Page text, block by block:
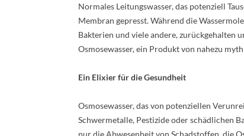
Normales Leitungswasser, das potenziell
Membran gepresst. Während die
Bakterien und viele andere, zurückgehalten
Osmosewasser, ein Produkt von nahezu
Ein Elixier für die Gesundheit
Osmosewasser, das von potenziellen
Schwermetalle, Pestizide oder schädlichen
nur die Abwesenheit von Schadstoffen, die